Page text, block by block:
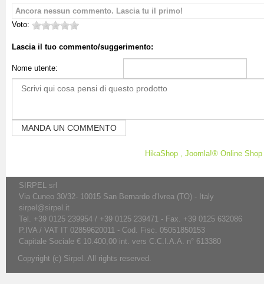
Ancora nessun commento. Lascia tu il primo!
Voto:
Lascia il tuo commento/suggerimento:
Nome utente:
HikaShop , Joomla!® Online
SIRPEL srl
Via Cuneo 30/32- 10015 San Bernardo d'Ivrea (TO) - Italy
sirpel@sirpel.it
Tel. +39 0125 239954 / +39 0125 239471 - Fax. +39 0125 632086
P.IVA / VAT IT 02859620011 - Cod. Fisc. 05051850153
Capitale Sociale € 10.400,00 int. vers C.C.I.A.A. n° 613380
Copyright (c) Sirpel. All rights reserved.